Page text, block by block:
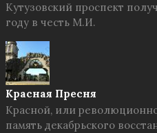
Кутузовский проспект
году в честь М.И.
Красная Пресня
Красной, или
память декабрьского